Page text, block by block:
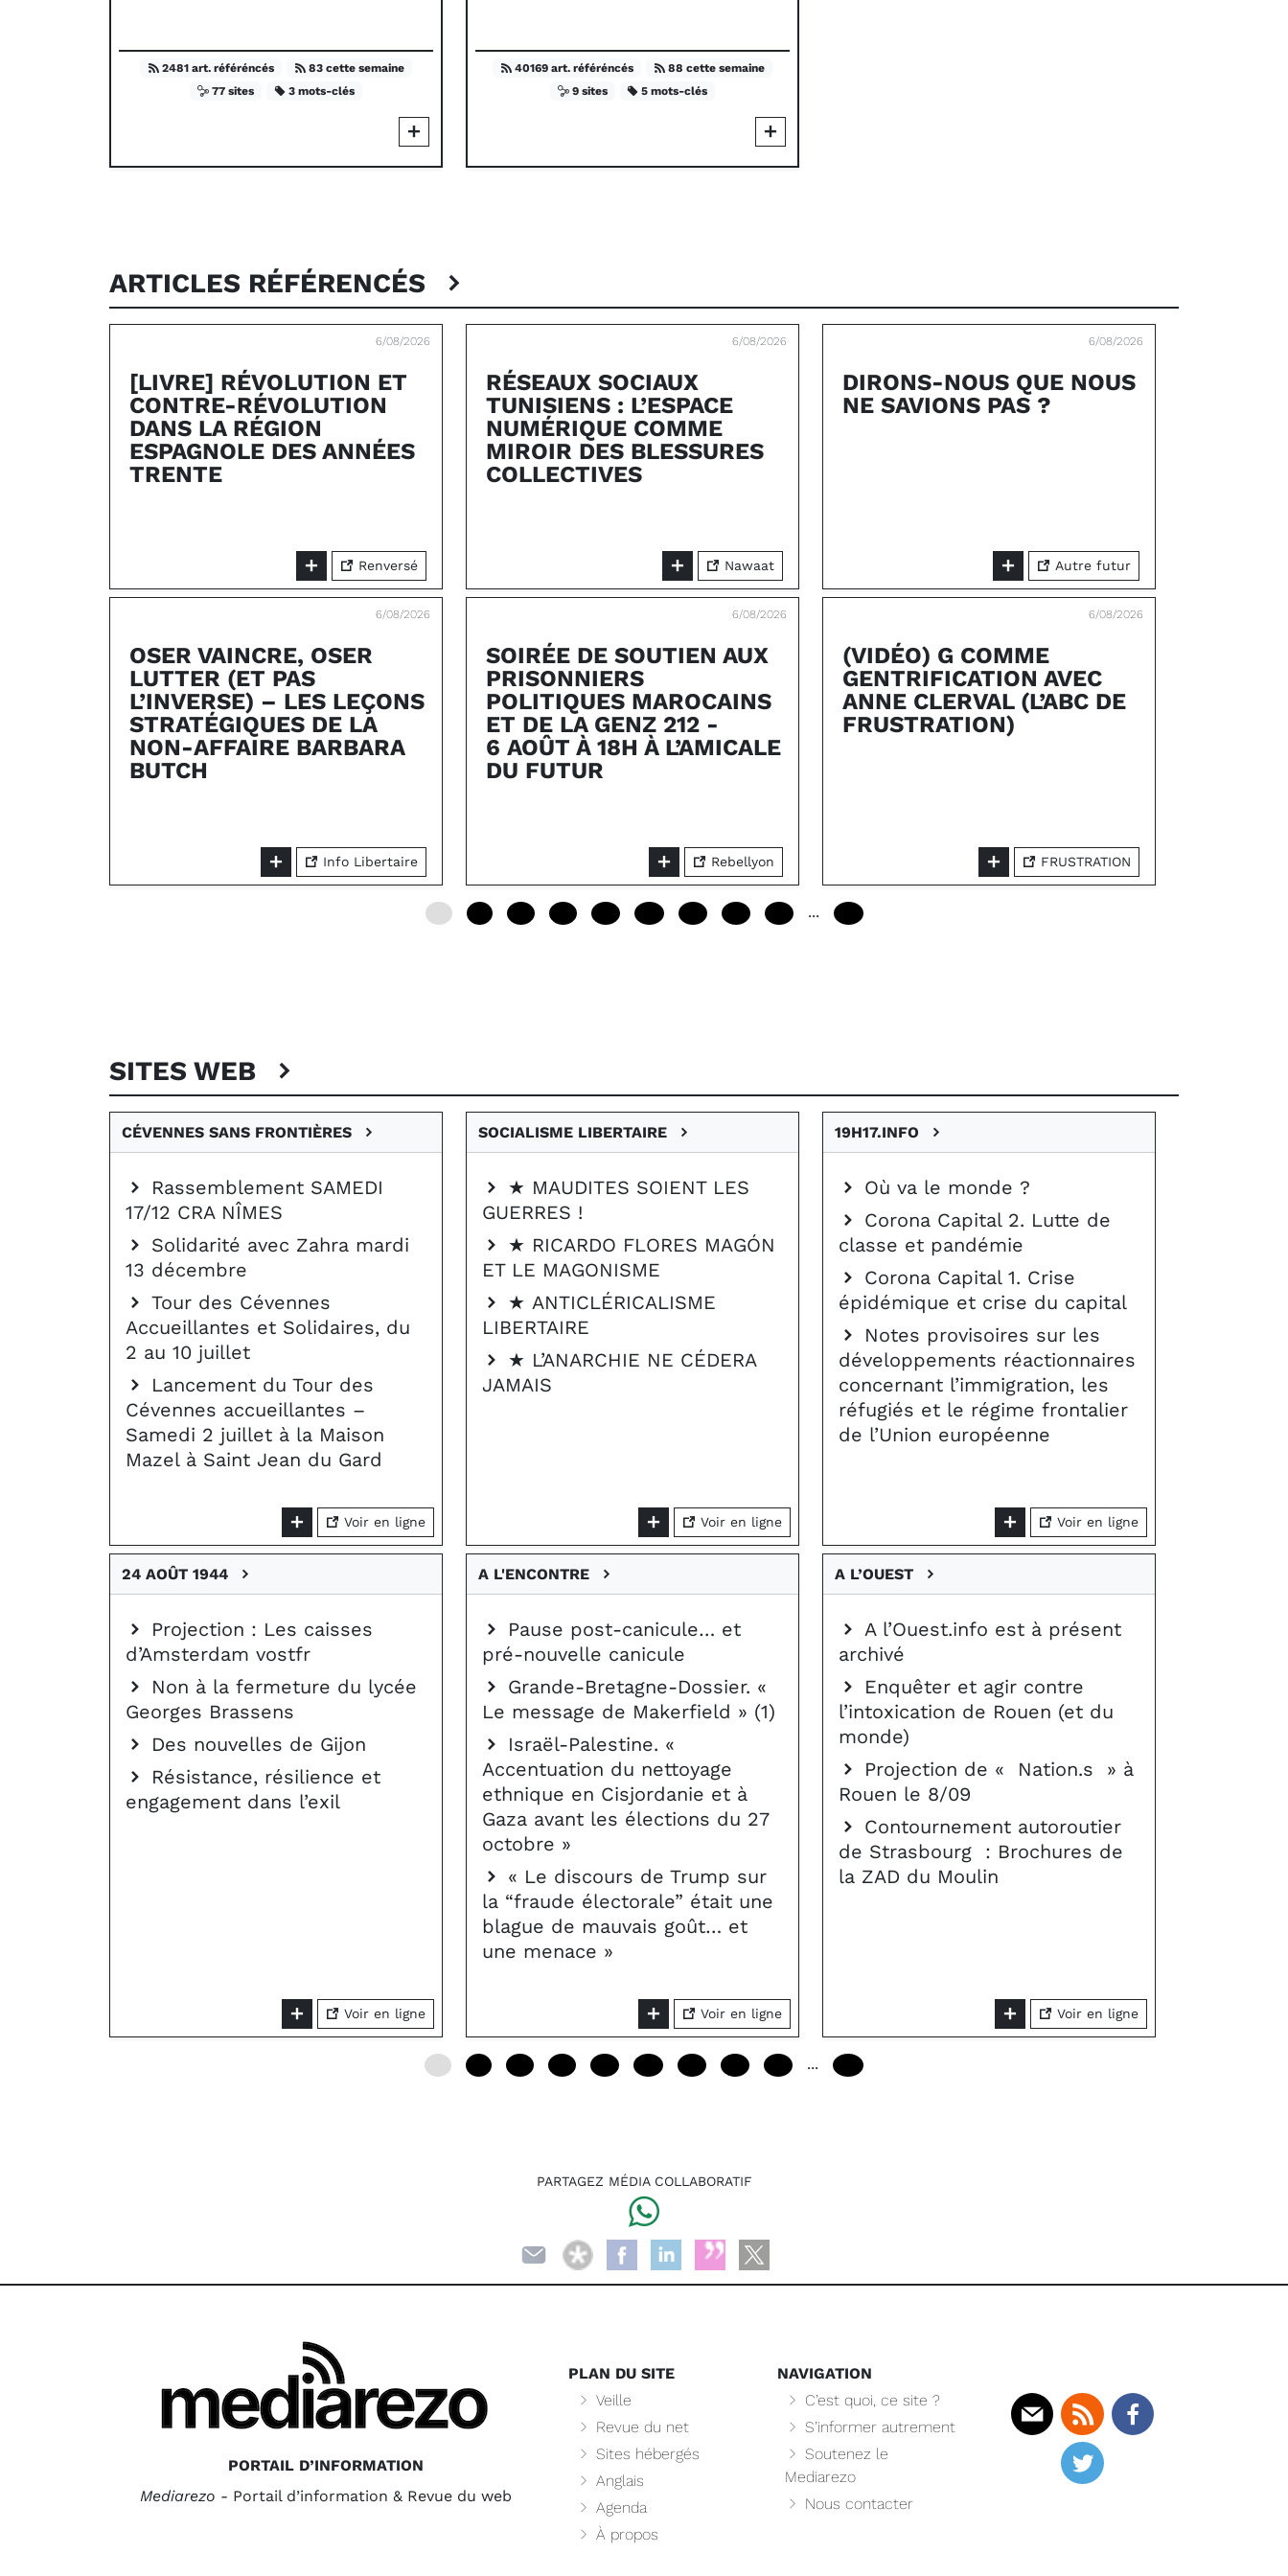
2481 art. référéncés
83 cette semaine
77 sites
3 mots-clés
40169 art. référéncés
88 cette semaine
9 sites
5 mots-clés
ARTICLES RÉFÉRENCÉS
6/08/2026
[LIVRE] RÉVOLUTION ET
CONTRE-RÉVOLUTION
DANS LA RÉGION
ESPAGNOLE DES ANNÉES
TRENTE
Renversé
6/08/2026
RÉSEAUX SOCIAUX
TUNISIENS : L’ESPACE
NUMÉRIQUE COMME
MIROIR DES BLESSURES
COLLECTIVES
Nawaat
6/08/2026
DIRONS-NOUS QUE NOUS
NE SAVIONS PAS ?
Autre futur
6/08/2026
OSER VAINCRE, OSER
LUTTER (ET PAS
L’INVERSE) – LES LEÇONS
STRATÉGIQUES DE LA
NON-AFFAIRE BARBARA
BUTCH
Info Libertaire
6/08/2026
SOIRÉE DE SOUTIEN AUX
PRISONNIERS
POLITIQUES MAROCAINS
ET DE LA GENZ 212 -
6 AOÛT À 18H À L’AMICALE
DU FUTUR
Rebellyon
6/08/2026
(VIDÉO) G COMME
GENTRIFICATION AVEC
ANNE CLERVAL (L’ABC DE
FRUSTRATION)
FRUSTRATION
...
SITES WEB
CÉVENNES SANS FRONTIÈRES
Rassemblement SAMEDI
17/12 CRA NÎMES
Solidarité avec Zahra mardi
13 décembre
Tour des Cévennes
Accueillantes et Solidaires, du
2 au 10 juillet
Lancement du Tour des
Cévennes accueillantes –
Samedi 2 juillet à la Maison
Mazel à Saint Jean du Gard
Voir en ligne
SOCIALISME LIBERTAIRE
★ MAUDITES SOIENT LES
GUERRES !
★ RICARDO FLORES MAGÓN
ET LE MAGONISME
★ ANTICLÉRICALISME
LIBERTAIRE
★ L’ANARCHIE NE CÉDERA
JAMAIS
Voir en ligne
19H17.INFO
Où va le monde ?
Corona Capital 2. Lutte de
classe et pandémie
Corona Capital 1. Crise
épidémique et crise du capital
Notes provisoires sur les
développements réactionnaires
concernant l’immigration, les
réfugiés et le régime frontalier
de l’Union européenne
Voir en ligne
24 AOÛT 1944
Projection : Les caisses
d’Amsterdam vostfr
Non à la fermeture du lycée
Georges Brassens
Des nouvelles de Gijon
Résistance, résilience et
engagement dans l’exil
Voir en ligne
A L'ENCONTRE
Pause post-canicule… et
pré-nouvelle canicule
Grande-Bretagne-Dossier. «
Le message de Makerfield » (1)
Israël-Palestine. «
Accentuation du nettoyage
ethnique en Cisjordanie et à
Gaza avant les élections du 27
octobre »
« Le discours de Trump sur
la “fraude électorale” était une
blague de mauvais goût… et
une menace »
Voir en ligne
A L’OUEST
A l’Ouest.info est à présent
archivé
Enquêter et agir contre
l’intoxication de Rouen (et du
monde)
Projection de « Nation.s » à
Rouen le 8/09
Contournement autoroutier
de Strasbourg : Brochures de
la ZAD du Moulin
Voir en ligne
...
PARTAGEZ MÉDIA COLLABORATIF
PORTAIL D’INFORMATION
Mediarezo - Portail d’information & Revue du web
PLAN DU SITE
Veille
Revue du net
Sites hébergés
Anglais
Agenda
À propos
NAVIGATION
C’est quoi, ce site ?
S’informer autrement
Soutenez le
Mediarezo
Nous contacter
Rss